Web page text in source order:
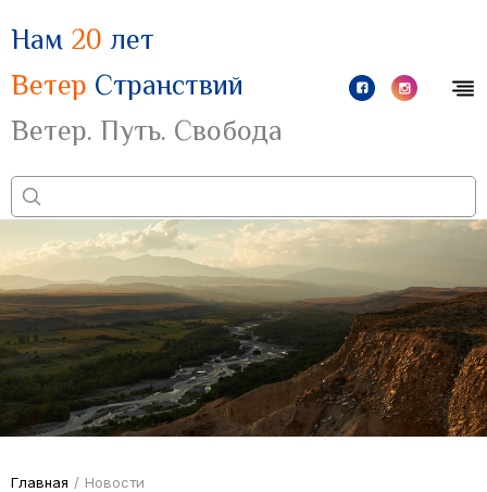
Нам 20 лет
Ветер Странствий
Ветер. Путь. Свобода
Главная / Новости